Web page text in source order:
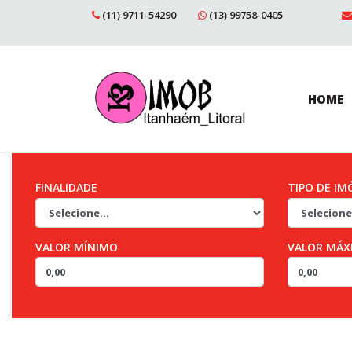
(11) 9711-54290 (13) 99758-0405
HOME
FINALIDADE TIPO DE
VALOR MÍNIMO VALOR